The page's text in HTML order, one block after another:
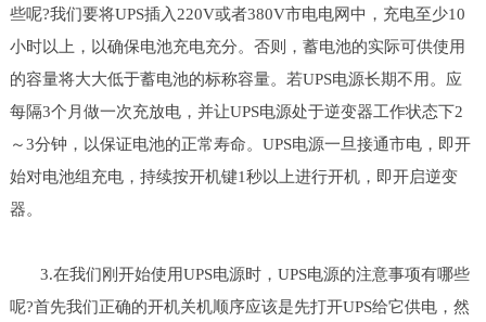
些呢?我们要将UPS插入220V或者380V市电电网中，充电至少10
小时以上，以确保电池充电充分。否则，蓄电池的实际可供使用
的容量将大大低于蓄电池的标称容量。若UPS电源长期不用。应
每隔3个月做一次充放电，并让UPS电源处于逆变器工作状态下2
～3分钟，以保证电池的正常寿命。UPS电源一旦接通市电，即开
始对电池组充电，持续按开机键1秒以上进行开机，即开启逆变
器。
3.在我们刚开始使用UPS电源时，UPS电源的注意事项有哪些
呢?首先我们正确的开机关机顺序应该是先打开UPS给它供电，然